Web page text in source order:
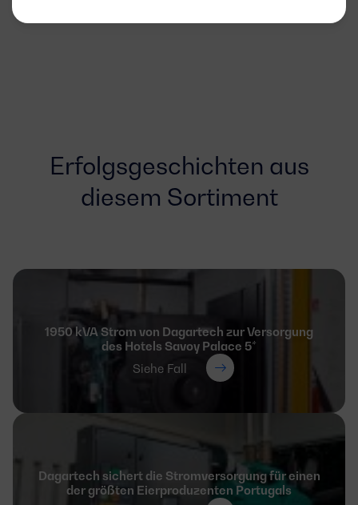
Erfolgsgeschichten aus
diesem Sortiment
1950 kVA Strom von Dagartech zur Versorgung
des Hotels Savoy Palace 5*
Siehe Fall
Dagartech sichert die Stromversorgung für einen
der größten Eierproduzenten Portugals